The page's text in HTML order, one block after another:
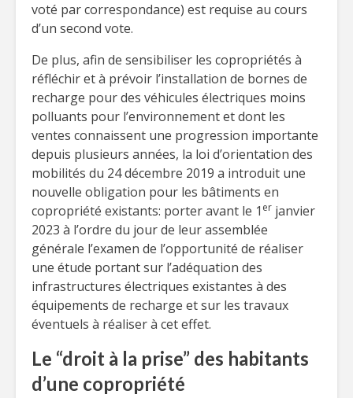
voté par correspondance) est requise au cours
d’un second vote.
De plus, afin de sensibiliser les copropriétés à
réfléchir et à prévoir l’installation de bornes de
recharge pour des véhicules électriques moins
polluants pour l’environnement et dont les
ventes connaissent une progression importante
depuis plusieurs années, la loi d’orientation des
mobilités du 24 décembre 2019 a introduit une
nouvelle obligation pour les bâtiments en
copropriété existants: porter avant le 1 er janvier
2023 à l’ordre du jour de leur assemblée
générale l’examen de l’opportunité de réaliser
une étude portant sur l’adéquation des
infrastructures électriques existantes à des
équipements de recharge et sur les travaux
éventuels à réaliser à cet effet.
Le “droit à la prise” des habitants
d’une copropriété